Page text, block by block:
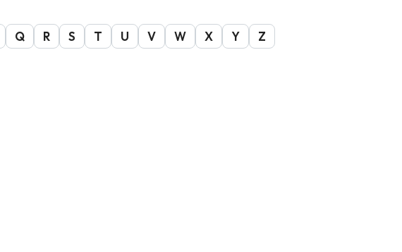
Q R S T U V W X Y Z